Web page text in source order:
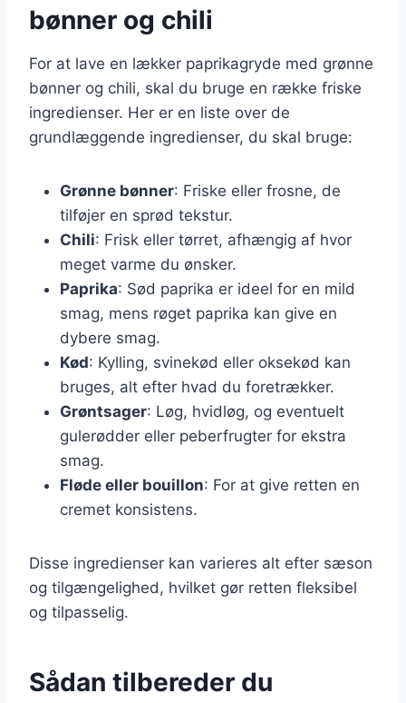
bønner og chili
For at lave en lækker paprikagryde med grønne
bønner og chili, skal du bruge en række friske
ingredienser. Her er en liste over de
grundlæggende ingredienser, du skal bruge:
Grønne bønner: Friske eller frosne, de
tilføjer en sprød tekstur.
Chili: Frisk eller tørret, afhængig af hvor
meget varme du ønsker.
Paprika: Sød paprika er ideel for en mild
smag, mens røget paprika kan give en
dybere smag.
Kød: Kylling, svinekød eller oksekød kan
bruges, alt efter hvad du foretrækker.
Grøntsager: Løg, hvidløg, og eventuelt
gulerødder eller peberfrugter for ekstra
smag.
Fløde eller bouillon: For at give retten en
cremet konsistens.
Disse ingredienser kan varieres alt efter sæson
og tilgængelighed, hvilket gør retten fleksibel
og tilpasselig.
Sådan tilbereder du